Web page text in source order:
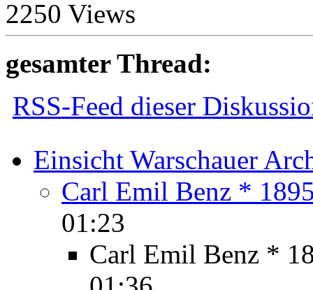
2250 Views
gesamter Thread:
RSS-Feed dieser
Einsicht Warschauer
Carl Emil Benz *
01:23
Carl Emil Benz *